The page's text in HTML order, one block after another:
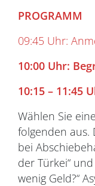
PROGRAMM
09:45 Uhr:
10:00 Uhr:
10:15 – 11:45
Wählen Sie
folgenden aus.
bei
der Türkei“
wenig Geld?“